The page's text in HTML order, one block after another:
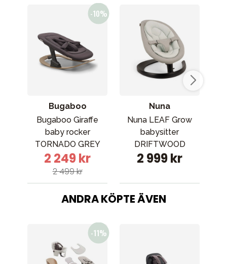
Bugaboo
Bugaboo Giraffe
baby rocker
TORNADO GREY
2 249 kr
2 499 kr
Nuna
Nuna LEAF Grow
babysitter
DRIFTWOOD
2 999 kr
ANDRA KÖPTE ÄVEN